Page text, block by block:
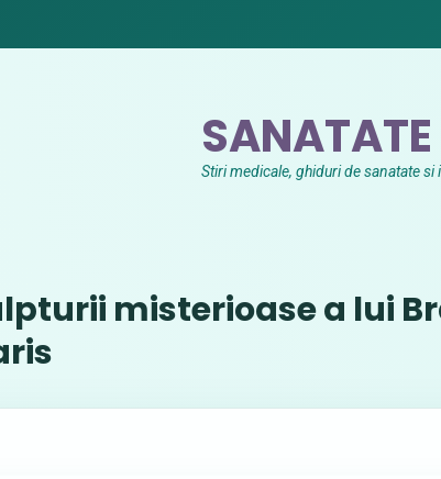
SANATATE
Stiri medicale, ghiduri de sanatate
misterioase a lui